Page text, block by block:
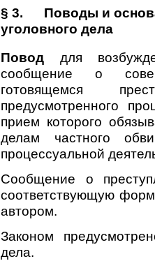
§ 3. Поводы и
уголовного дела
Повод для
сообщение о
готовящемся
предусмотренного
прием которого
делам частного
процессуальной
Сообщение о
соответствующую
автором.
Законом
дела.